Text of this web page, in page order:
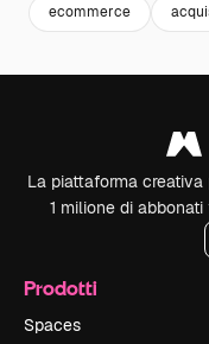
ecommerce
La piattaforma
1 milione di
Prodotti
Spaces